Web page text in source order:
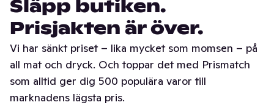
Släpp butiken.
Prisjakten är över.
Vi har sänkt priset – lika mycket som momsen – på
all mat och dryck. Och toppar det med Prismatch
som alltid ger dig 500 populära varor till
marknadens lägsta pris.